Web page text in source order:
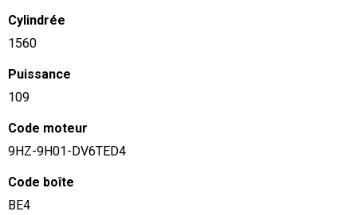
Cylindrée
1560
Puissance
109
Code moteur
9HZ-9H01-DV6TED4
Code boîte
BE4